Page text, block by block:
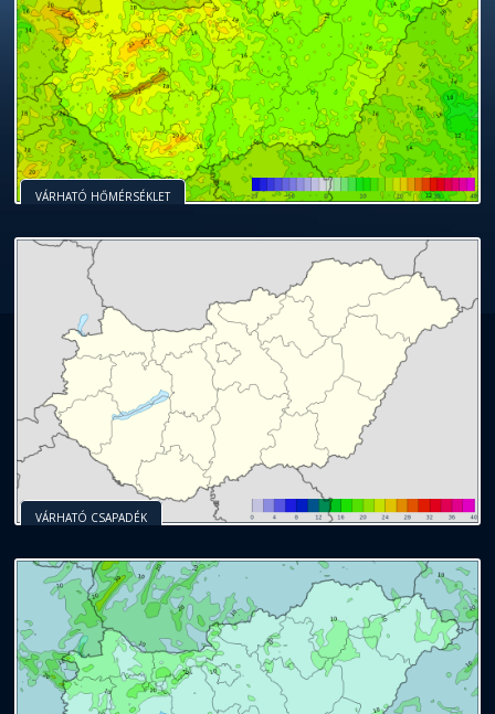
VÁRHATÓ HŐMÉRSÉKLET
VÁRHATÓ CSAPADÉK